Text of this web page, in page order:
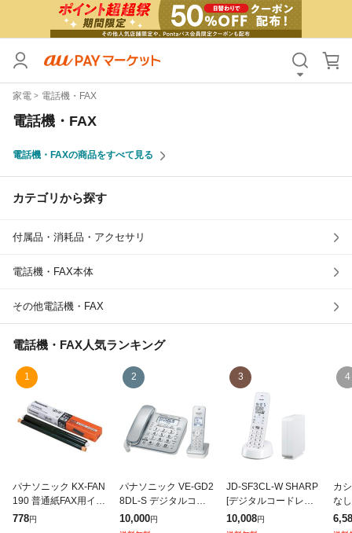
家電 電話機・FAX
電話機・FAX
電話機・FAXの商品をすべて見る
カテゴリから探す
付属品・消耗品・アクセサリ
電話機・FAX本体
その他電話機・FAX
電話機・FAX人気ランキング
1
パナソニック KX-FAN
190 普通紙FAX用イン
クフィルム (15m×1本
778円
2
パナソニック VE-GD2
8DL-S デジタルコー
ドレス電話機 子機1台
付き シルバー
10,000円
3
JD-SF3CL-W SHARP
[デジタルコードレス
電話機(子機1台タイ
プ) ホワイト系]
10,008円
4
カ
な
SS-
カテゴリ すべて
価格
Pontaパス特典対象すべて
サンキュー配送対象
キーワード
除外ワード